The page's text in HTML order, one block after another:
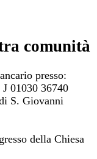
comunità
presso:
01030 36740
S. Giovanni
della Chiesa